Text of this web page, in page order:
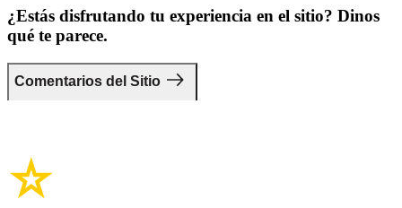
¿Estás disfrutando tu experiencia en el sitio? Dinos
qué te parece.
Comentarios del Sitio